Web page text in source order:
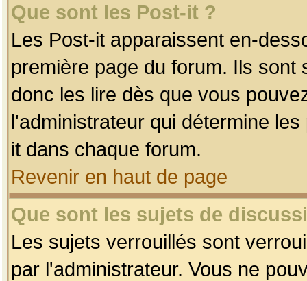
Que sont les Post-it ?
Les Post-it apparaissent en-
première page du forum. Ils
donc les lire dès que vous
l'administrateur qui détermine
it dans chaque forum.
Revenir en haut de page
Que sont les sujets de
Les sujets verrouillés sont
par l'administrateur. Vous ne